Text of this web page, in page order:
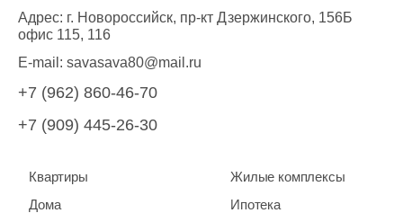
Адрес: г. Новороссийск, пр-кт Дзержинского, 156Б
офис 115, 116
E-mail: savasava80@mail.ru
+7 (962) 860-46-70
+7 (909) 445-26-30
Квартиры
Дома
Жилые комплексы
Ипотека